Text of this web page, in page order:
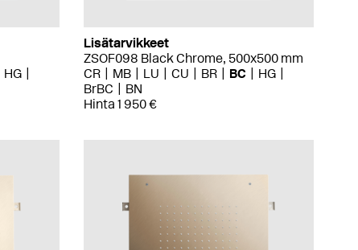
HG
Lisätarvikkeet
ZSOF098 Black Chrome, 500x500 mm
CR
MB LU CU BR BC
HG
BrBC
BN
Hinta 1 950 €